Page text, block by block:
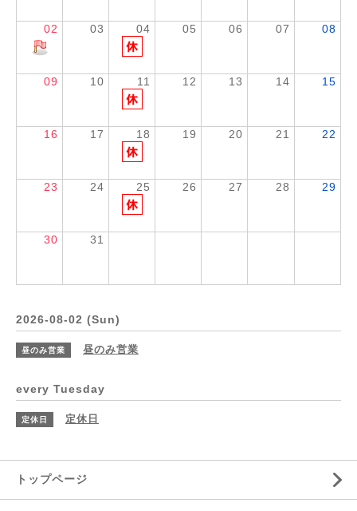
02 03 04 05 06 07 08
09 10 11 12 13 14 15
16 17 18 19 20 21 22
23 24 25 26 27 28 29
30 31
2026-08-02 (Sun)
昼のみ営業 昼のみ営業
every Tuesday
定休日 定休日
トップページ